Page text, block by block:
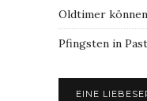
Oldtimer
Pfingsten in
EINE